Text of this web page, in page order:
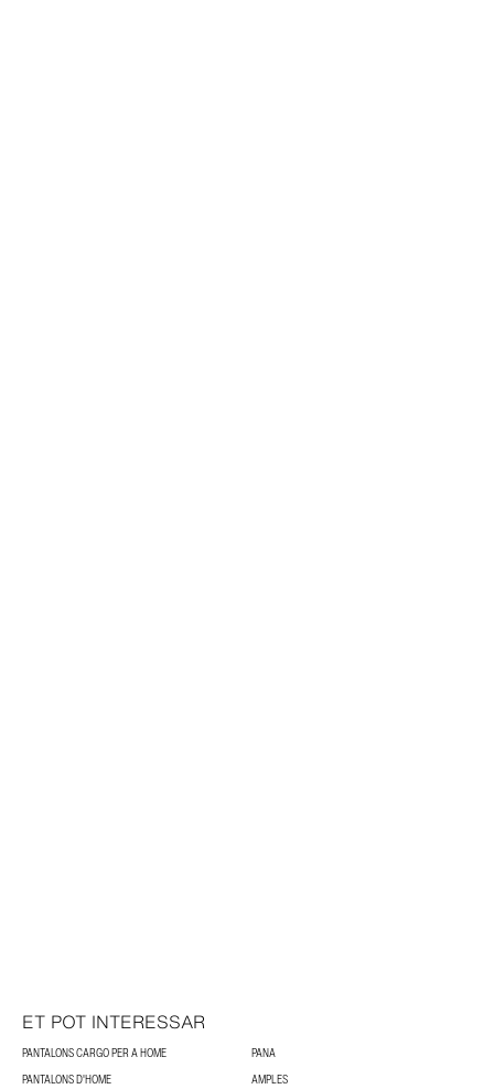
ET POT INTERESSAR
PANTALONS CARGO PER A HOME
PANA
PANTALONS D'HOME
AMPLES